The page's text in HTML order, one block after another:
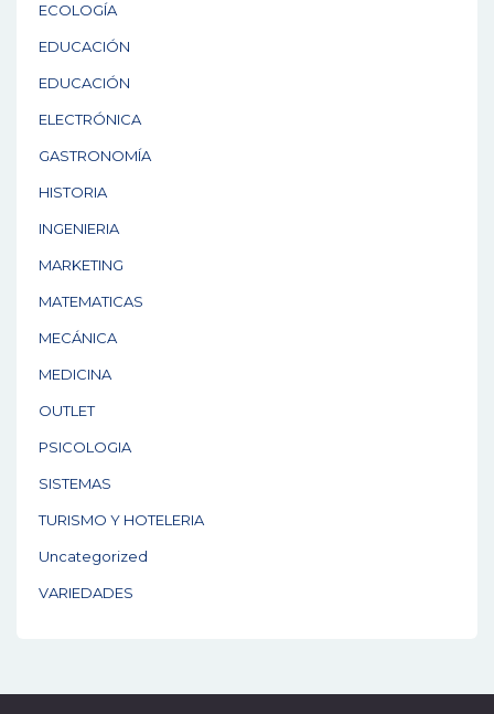
ECOLOGÍA
EDUCACIÓN
EDUCACIÓN
ELECTRÓNICA
GASTRONOMÍA
HISTORIA
INGENIERIA
MARKETING
MATEMATICAS
MECÁNICA
MEDICINA
OUTLET
PSICOLOGIA
SISTEMAS
TURISMO Y HOTELERIA
Uncategorized
VARIEDADES